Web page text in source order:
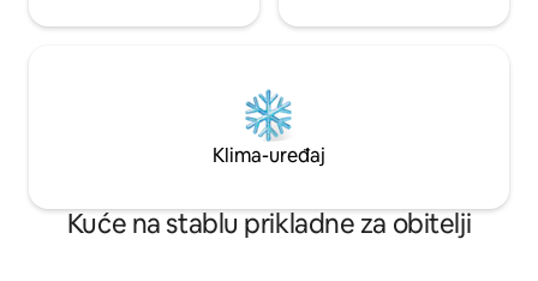
Klima-uređaj
Kuće na stablu prikladne za obitelji